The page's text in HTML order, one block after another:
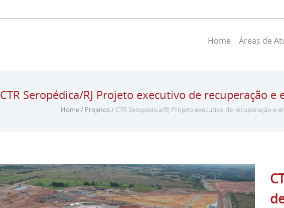
Home Áreas de
CTR Seropédica/RJ Projeto executivo de recuperação
Home/ Projetos/ CTR Seropédica/RJ Projeto executivo de recuperação e